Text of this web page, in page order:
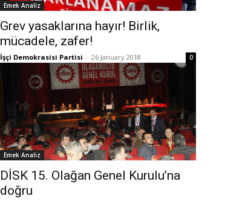
Emek Analiz
Grev yasaklarına hayır! Birlik,
mücadele, zafer!
İşçi Demokrasisi Partisi - 26 January 2018 0
Emek Analiz
DİSK 15. Olağan Genel Kurulu’na
doğru